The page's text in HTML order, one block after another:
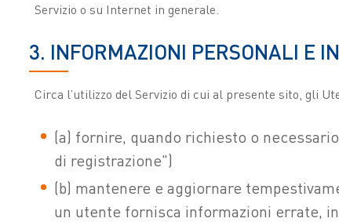
Servizio o su Internet in generale.
3. INFORMAZIONI PERSONALI E
Circa l’utilizzo del Servizio di cui al presente sito, gli
(a) fornire, quando richiesto o
di registrazione")
(b) mantenere e aggiornare
un utente fornisca informazioni errate,